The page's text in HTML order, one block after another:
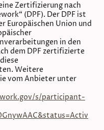
Zertifizierung nach
(DPF). Der DPF ist
Europäischen Union und
in den
dem DPF zertifizierte
Weitere
vom Anbieter unter
s/participant-